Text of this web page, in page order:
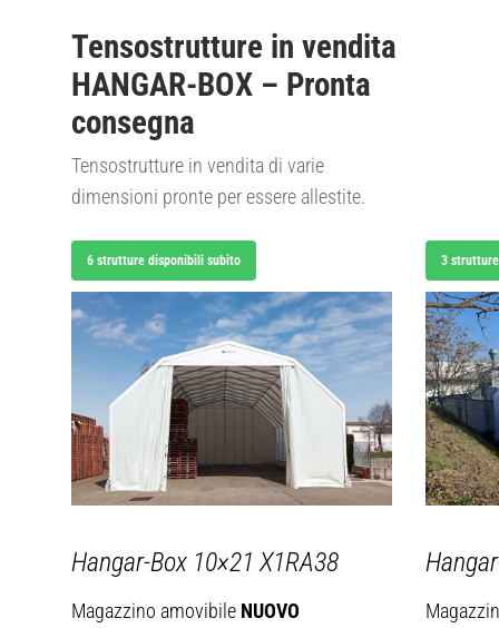
Tensostrutture in vendita
HANGAR-BOX – Pronta
consegna
Tensostrutture in vendita di varie
dimensioni pronte per essere allestite.
6 strutture disponibili subito
Hangar-Box 10×21X1RA38
Magazzino amovibile NUOVO
3